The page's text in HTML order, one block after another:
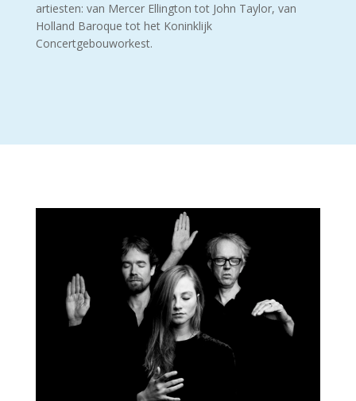
artiesten: van Mercer Ellington tot John Taylor, van
Holland Baroque tot het Koninklijk
Concertgebouworkest.